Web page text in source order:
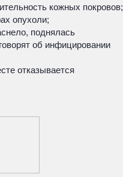
кожных покровов;
опухоли;
поднялась
об инфицировании
отказывается